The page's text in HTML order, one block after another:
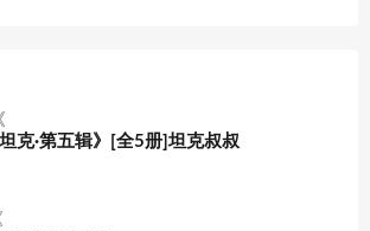
克·第五辑》[全5册]坦克叔叔